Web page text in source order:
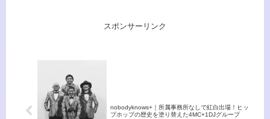
ANNIVERSARY SPECIAL』を
Black「ストラト・タイ
誌のライター菊池真平によるギ
ターへの想いを綴るコラム第5
スポンサーリンク
nobodyknows+｜所属事務所なしで紅白出場！ヒッ
プホップの歴史を塗り替えた4MC+1DJグループ